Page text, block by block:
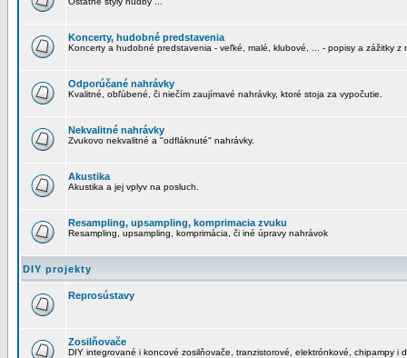
Koncerty, hudobné predstavenia
Koncerty a hudobné predstavenia - veľké, malé, klubové, ... - popisy a zážitky z
Odporúčané nahrávky
Kvalitné, obľúbené, či niečím zaujímavé nahrávky, ktoré stoja za vypočutie.
Nekvalitné nahrávky
Zvukovo nekvalitné a "odfláknuté" nahrávky.
Akustika
Akustika a jej vplyv na posluch.
Resampling, upsampling, komprimacia zvuku
Resampling, upsampling, komprimácia, či iné úpravy nahrávok
DIY projekty
Reprosústavy
Zosilňovače
DIY integrované i koncové zosilňovače, tranzistorové, elektrónkové, chipampy i